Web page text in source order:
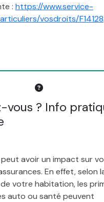
: https://www.service-
vosdroits/F14128.
vous ? Info
avoir un impact sur
En effet, selon
votre habitation, les
auto ou santé peuvent